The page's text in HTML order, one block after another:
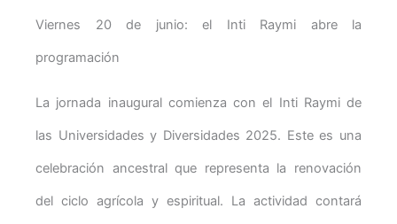
Viernes 20 de junio: el Inti Raymi abre la
programación
La jornada inaugural comienza con el Inti Raymi de
las Universidades y Diversidades 2025. Este es una
celebración ancestral que representa la renovación
del ciclo agrícola y espiritual. La actividad contará